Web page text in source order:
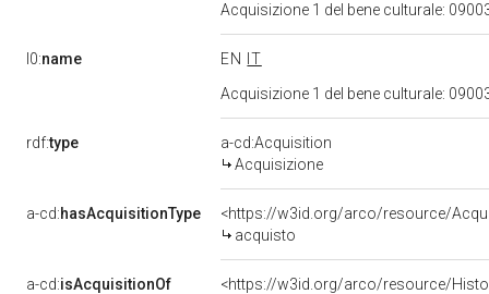
Acquisizione 1 del bene culturale:
l0:name EN
IT
Acquisizione 1 del bene culturale:
rdf:type
a-cd:Acquisition
Acquisizione
a-cd:hasAcquisitionType
<https://w3id.org/arco/resource/
acquisto
a-cd:isAcquisitionOf
<https://w3id.org/arco/resource/